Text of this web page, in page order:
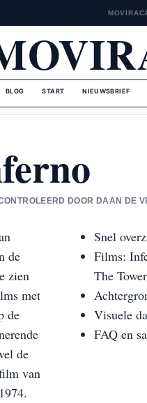
BLOG START NIEUWSBRIEF
DOOR DAAN DE
de
zien
met
de
de
van
Snel
Films:
The
Visuele
FAQ en